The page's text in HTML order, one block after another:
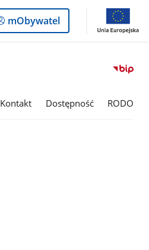
Logowanie
do
mObywatel
Kontakt Dostępność RODO